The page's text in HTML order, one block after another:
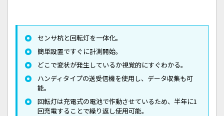
センサ杭と回転灯を一体化。
簡単設置ですぐに計測開始。
どこで変状が発生しているか視覚的にすぐわかる。
ハンディタイプの送受信機を使用し、データ収集も可
能。
回転灯は充電式の電池で作動させているため、半年に1
回充電することで繰り返し使用可能。